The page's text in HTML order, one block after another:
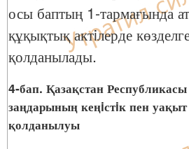
осы баптың 1-тармағында
құқықтық актiлерде
қолданылады.
4-бап. Қазақстан
заңдарының кеңiстiк пен
қолданылуы